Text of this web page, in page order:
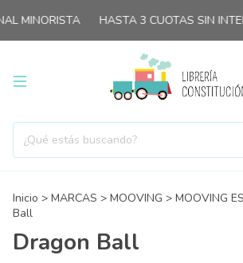
MINORISTA HASTA 3 CUOTAS SIN
Inicio > MARCAS > MOOVING > MOOVING
Ball
Dragon Ball